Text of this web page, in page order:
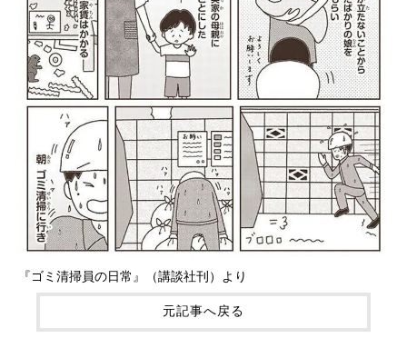
『ゴミ清掃員の日常』（講談社刊）より
元記事へ戻る